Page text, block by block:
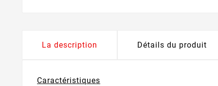
La description Détails du produit
Caractéristiques